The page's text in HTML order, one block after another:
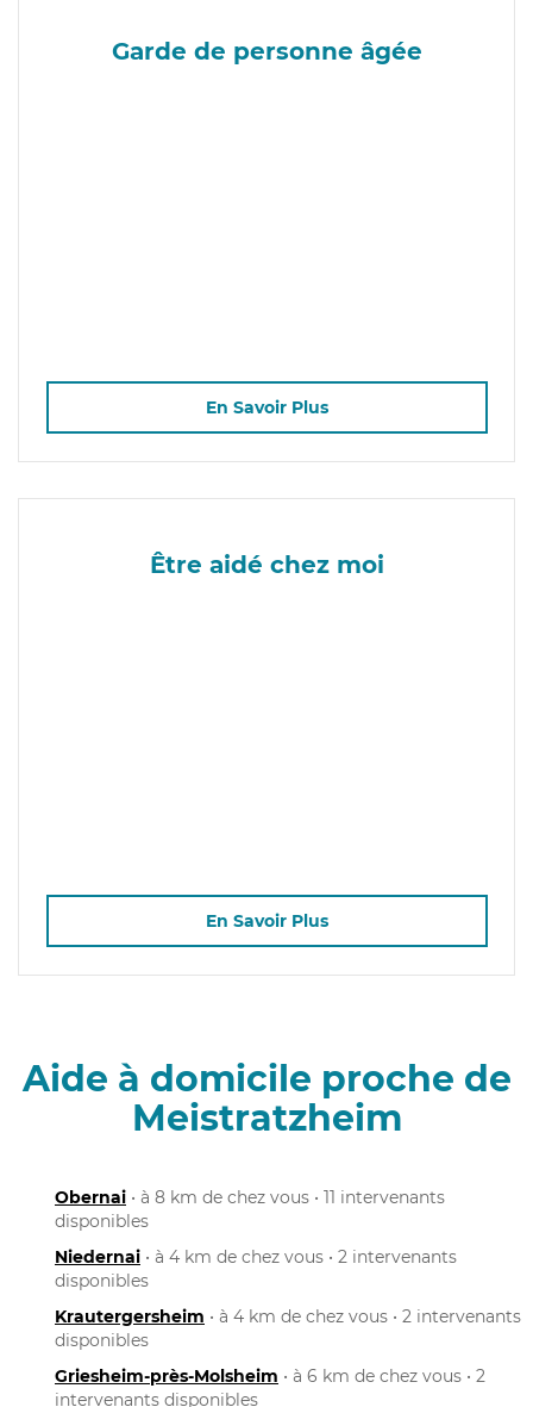
Garde de personne âgée
En Savoir Plus
Être aidé chez moi
En Savoir Plus
Aide à domicile proche de
Meistratzheim
Obernai • à 8 km de chez vous • 11 intervenants
disponibles
Niedernai • à 4 km de chez vous • 2 intervenants
disponibles
Krautergersheim • à 4 km de chez vous • 2 intervenants
disponibles
Griesheim-près-Molsheim • à 6 km de chez vous • 2
intervenants disponibles